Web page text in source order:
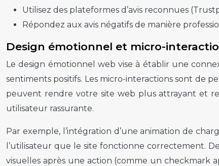
Utilisez des plateformes d’avis reconnues
Répondez aux avis négatifs de manière
Design émotionnel et micro-
Le design émotionnel web vise à établir une
sentiments positifs. Les micro-interactions sont de
peuvent rendre votre site web plus attrayant et
utilisateur rassurante.
Par exemple, l’intégration d’une animation de
l’utilisateur que le site fonctionne correctement.
visuelles après une action (comme un checkmark